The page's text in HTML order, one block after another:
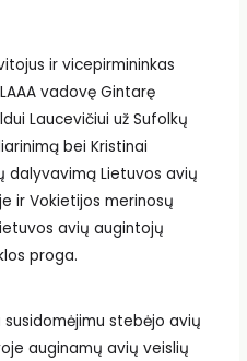
ir vicepirmininkas
vadovę Gintarę
Laucevičiui už Sufolkų
bei Kristinai
dalyvavimą Lietuvos avių
ir Vokietijos merinosų
avių augintojų
proga.
stebėjo avių
auginamų avių veislių